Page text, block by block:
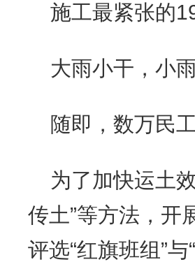
施工最紧张的
大雨小干，小
随即，数万民
为了加快运土
传土”等方法，开
评选“红旗班组”与